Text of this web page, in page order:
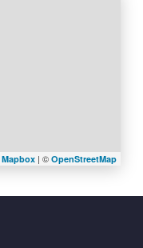
Mapbox | © OpenStreetMap